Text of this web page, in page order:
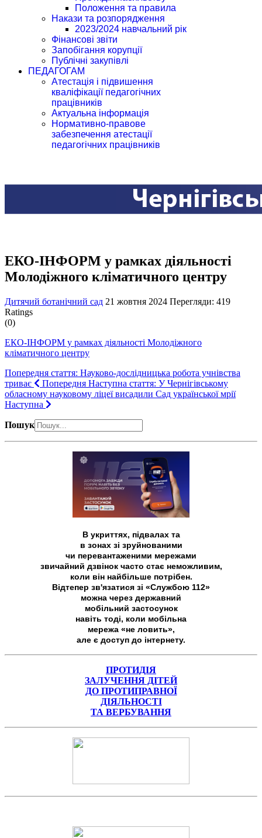
Положення та правила
Накази та розпорядження
2023/2024 навчальний рік
Фінансові звіти
Запобігання корупції
Публічні закупівлі
ПЕДАГОГАМ
Атестація і підвишення
кваліфікації педагогічних
працівників
Актуальна інформація
Нормативно-правове
забезпечення атестації
педагогічних працівників
ЕКО-ІНФОРМ у рамках діяльності
Молодіжного кліматичного центру
Дитячий ботанічний сад 21 жовтня 2024 Перегляди: 419
Ratings
(0)
ЕКО-ІНФОРМ у рамках діяльності Молодіжного
кліматичного центру
Попередня стаття: Науково-дослідницька робота учнівства
триває
Попередня Наступна стаття: У Чернігівському
обласному науковому ліцеї висадили Сад української мрії
Наступна
Пошук
В укриттях, підвалах та
в зонах зі зруйнованими
чи перевантаженими мережами
звичайний дзвінок часто стає неможливим,
коли він найбільше потрібен.
Відтепер зв'язатися зі «Службою 112»
можна через державний
мобільний застосунок
навіть тоді, коли мобільна
мережа «не ловить»,
але є доступ до інтернету.
ПРОТИДІЯ
ЗАЛУЧЕННЯ ДІТЕЙ
ДО ПРОТИПРАВНОЇ
ДІЯЛЬНОСТІ
ТА ВЕРБУВАННЯ